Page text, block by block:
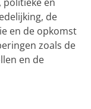
de
en de opkomst
zoals de
en de